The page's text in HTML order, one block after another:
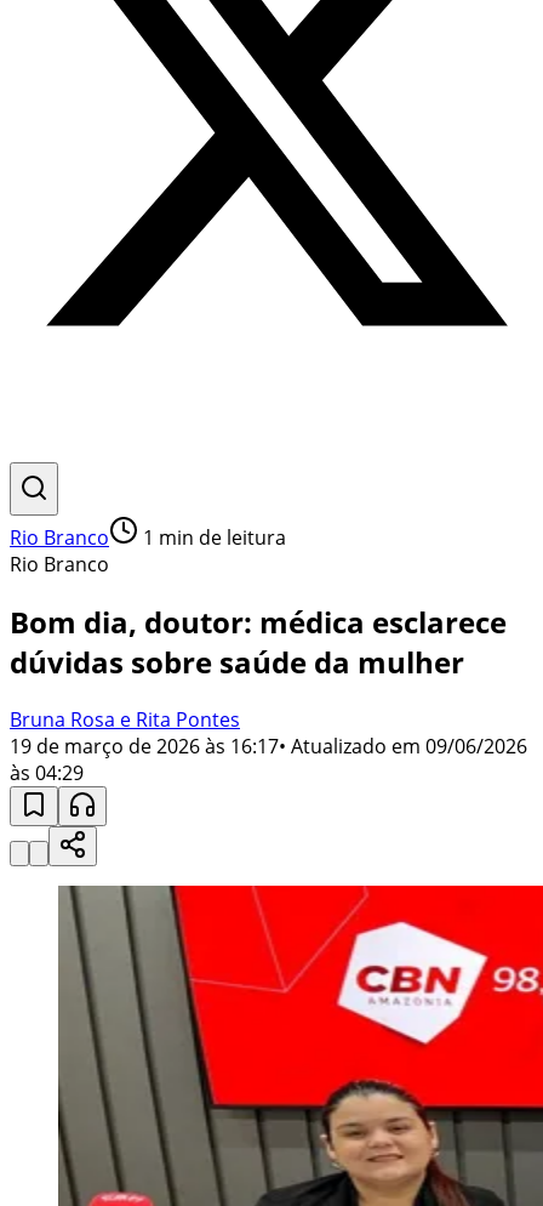
Rio Branco 1 min de leitura
Rio Branco
Bom dia, doutor: médica esclarece
dúvidas sobre saúde da mulher
Bruna Rosa e Rita Pontes
19 de março de 2026 às 16:17• Atualizado em 09/06/2026
às 04:29